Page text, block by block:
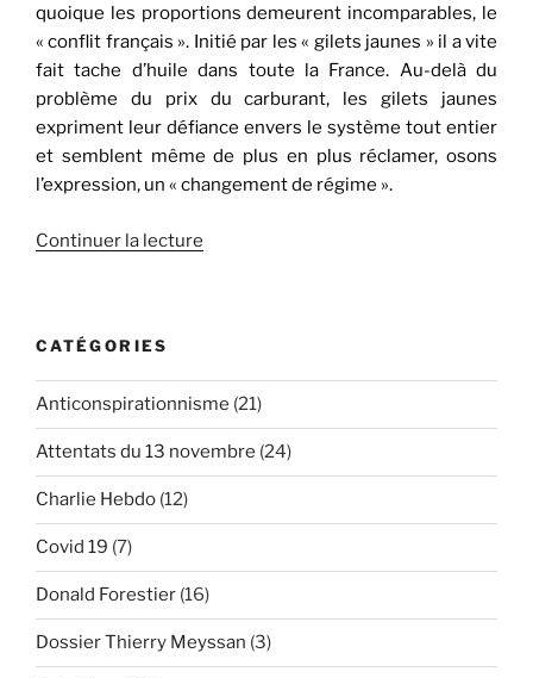
quoique les proportions demeurent incomparables, le
« conflit français ». Initié par les « gilets jaunes » il a vite
fait tache d’huile dans toute la France. Au-delà du
problème du prix du carburant, les gilets jaunes
expriment leur défiance envers le système tout entier
et semblent même de plus en plus réclamer, osons
l’expression, un « changement de régime ».
Continuer la lecture
conflit
français,
une
couverture
inversée »
CATÉGORIES
Anticonspirationnisme (21)
Attentats du 13 novembre (24)
Charlie Hebdo (12)
Covid 19 (7)
Donald Forestier (16)
Dossier Thierry Meyssan (3)